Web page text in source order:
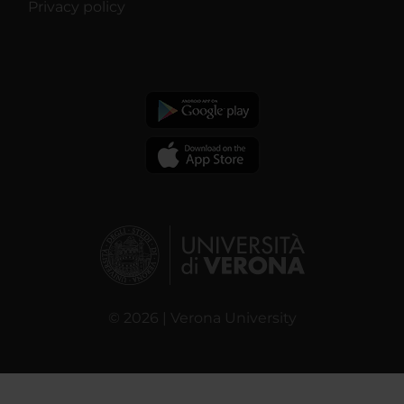
Privacy policy
© 2026 | Verona University